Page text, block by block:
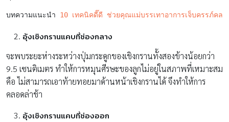
บทความแนะนำ 10 เทคนิคดี๊ดี ช่วยคุณแม่บรรเทาอาการเจ็บครรภ์คลอ
อุ้งเชิงกรานแคบที่ช่องกลาง
จะพบระยะห่างระหว่างปุ่มกระดูกของเชิงกรานทั้งสองข้างน้อยกว่า
9.5 เซนติเมตร ทำให้การหมุนศีรษะของลูกไม่อยู่ในสภาพที่เหมาะสม
คือ ไม่สามารถเอาท้ายทอยมาด้านหน้าเชิงกรานได้ จึงทำให้การ
คลอดล่าช้า
อุ้งเชิงกรานแคบที่ช่องออก